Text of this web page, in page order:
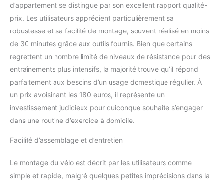
pouls. Le support pour
smartphones et tablettes
l'écran.
SERVICE ALLEMANDS -
Depuis 20 ans, SportPlus
développe et conçoit
dans le nord de
l'Allemagne des
équipements sportifs de
qualité et durables. Si tu
as une question, notre
Hambourg se fera un
personnellement. Pour
que tu puisses profiter
longtemps de ton nouvel
d’appartement se distingue par son excellent rapport qualité-
prix. Les utilisateurs apprécient particulièrement sa
robustesse et sa facilité de montage, souvent réalisé en moins
de 30 minutes grâce aux outils fournis. Bien que certains
regrettent un nombre limité de niveaux de résistance pour des
entraînements plus intensifs, la majorité trouve qu’il répond
parfaitement aux besoins d’un usage domestique régulier. À
un prix avoisinant les 180 euros, il représente un
investissement judicieux pour quiconque souhaite s’engager
dans une routine d’exercice à domicile.
Facilité d’assemblage et d’entretien
Le montage du vélo est décrit par les utilisateurs comme
simple et rapide, malgré quelques petites imprécisions dans la